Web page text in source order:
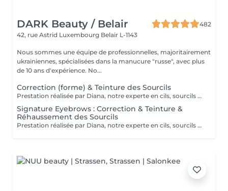
DARK Beauty / Belair
482
42, rue Astrid Luxembourg Belair L-1143
Nous sommes une équipe de professionnelles, majoritairement
ukrainiennes, spécialisées dans la manucure "russe", avec plus
de 10 ans d'expérience. No...
Correction (forme) & Teinture des Sourcils
Prestation réalisée par Diana, notre experte en cils, sourcils et épilation, avec plus de 10 ans d'expérience, garantissant précision et résultats de haute qualité.
Signature Eyebrows : Correction & Teinture &
Réhaussement des Sourcils
Prestation réalisée par Diana, notre experte en cils, sourcils et épilation, avec plus de 10 ans d'expérience, garantissant précision et résultats de haute qualité.